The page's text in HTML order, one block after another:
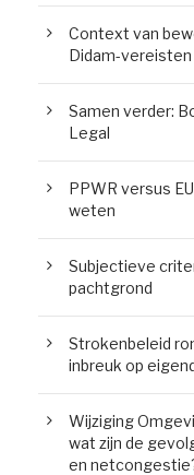
Context van
Didam-vereisten
Samen verder:
Legal
PPWR versus
weten
Subjectieve
pachtgrond
Strokenbeleid
inbreuk op
Wijziging
wat zijn de
en